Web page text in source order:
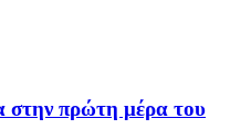
στην πρώτη μέρα του